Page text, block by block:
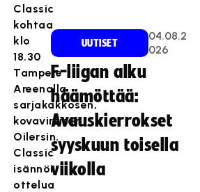
Classic
kohtaa
klo
18.30
Tampere
Areenalla
sarjakakkosen,
kovavireisen
Oilersin.
Classic
isännöi
ottelua
UUTISET
04.08.2
026
F-liigan alku
häämöttää:
Avauskierrokset
syyskuun toisella
viikolla